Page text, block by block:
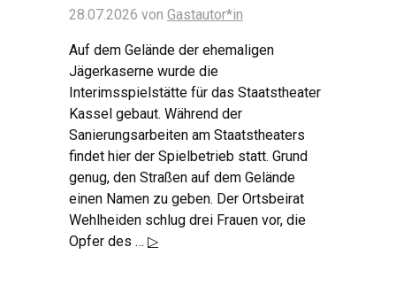
28.07.2026 von Gastautor*in
Auf dem Gelände der ehemaligen
Jägerkaserne wurde die
Interimsspielstätte für das Staatstheater
Kassel gebaut. Während der
Sanierungsarbeiten am Staatstheaters
findet hier der Spielbetrieb statt. Grund
genug, den Straßen auf dem Gelände
einen Namen zu geben. Der Ortsbeirat
Wehlheiden schlug drei Frauen vor, die
Opfer des … ▷